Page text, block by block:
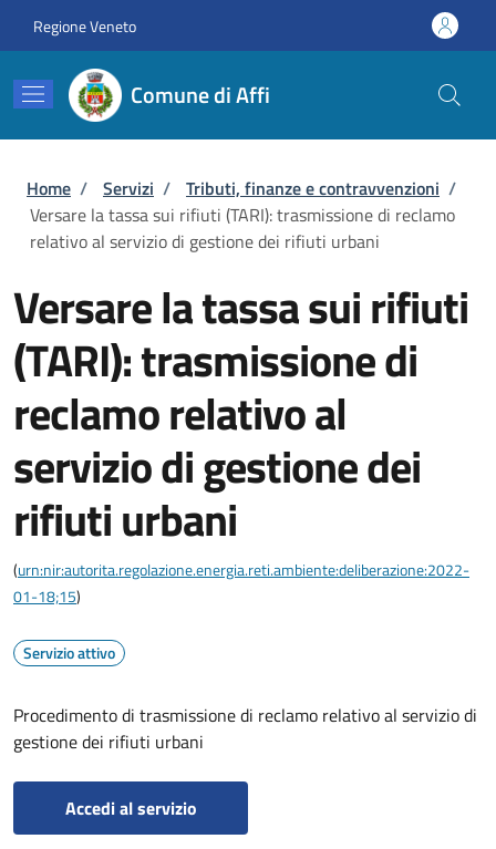
Regione Veneto
Comune di Affi
Briciole di pane
Home / Servizi / Tributi, finanze e contravvenzioni /
Versare la tassa sui rifiuti (TARI): trasmissione di reclamo
relativo al servizio di gestione dei rifiuti urbani
Versare la tassa sui rifiuti
(TARI): trasmissione di
reclamo relativo al
servizio di gestione dei
rifiuti urbani
(urn:nir:autorita.regolazione.energia.reti.ambiente:deliberazione:2022-
01-18;15)
Servizio attivo
Procedimento di trasmissione di reclamo relativo al servizio di
gestione dei rifiuti urbani
Accedi al servizio